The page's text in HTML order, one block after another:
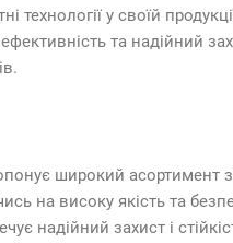
технології у своїй
та надійний
широкий асортимент
на високу якість та
надійний захист і